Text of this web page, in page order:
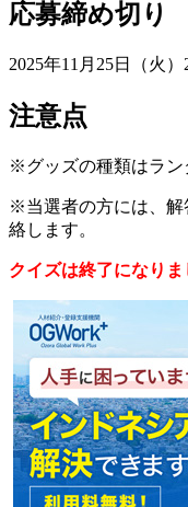
応募締め切り
2025年11月25日（火
注意点
※グッズの種類はラン
※当選者の方には、解
絡します。
クイズは終了になりま